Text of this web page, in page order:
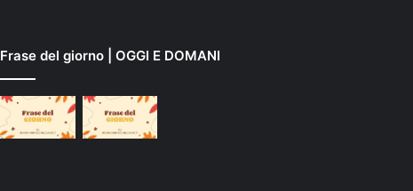
Frase del giorno | OGGI E DOMANI